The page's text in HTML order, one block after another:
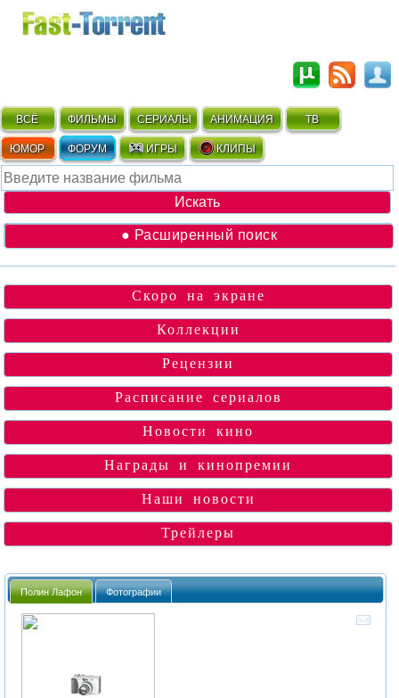
ВСЁ ФИЛЬМЫ СЕРИАЛЫ АНИМАЦИЯ ТВ
ЮМОР ФОРУМ ИГРЫ КЛИПЫ
● Расширенный поиск
Скоро на экране
Коллекции
Рецензии
Расписание сериалов
Новости кино
Награды и кинопремии
Наши новости
Трейлеры
Полин Лафон Фотографии